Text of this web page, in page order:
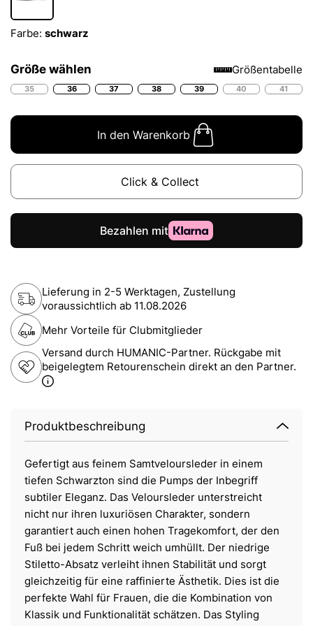
Farbe: schwarz
Größe wählen Größentabelle
35 36 37 38 39 40 41
In den Warenkorb
Click & Collect
Lieferung in 2-5 Werktagen, Zustellung
voraussichtlich ab 11.08.2026
Mehr Vorteile für Clubmitglieder
Versand durch HUMANIC-Partner. Rückgabe mit
beigelegtem Retourenschein direkt an den Partner.
Produktbeschreibung
Gefertigt aus feinem Samtveloursleder in einem
tiefen Schwarzton sind die Pumps der Inbegriff
subtiler Eleganz. Das Veloursleder unterstreicht
nicht nur ihren luxuriösen Charakter, sondern
garantiert auch einen hohen Tragekomfort, der den
Fuß bei jedem Schritt weich umhüllt. Der niedrige
Stiletto-Absatz verleiht ihnen Stabilität und sorgt
gleichzeitig für eine raffinierte Ästhetik. Dies ist die
perfekte Wahl für Frauen, die die Kombination von
Klassik und Funktionalität schätzen. Das Styling